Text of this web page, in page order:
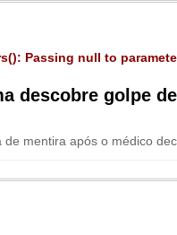
Passing null to
descobre golpe
mentira após o médico